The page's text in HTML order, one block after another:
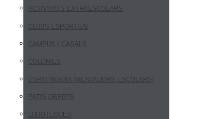
ACTIVITATS EXTRAESCOLARS
CLUBS ESPORTIUS
CAMPUS I CASALS
COLÒNIES
ESPAI MIGDIA (MENJADORS ESCOLARS)
PATIS OBERTS
LUDOTEQUES